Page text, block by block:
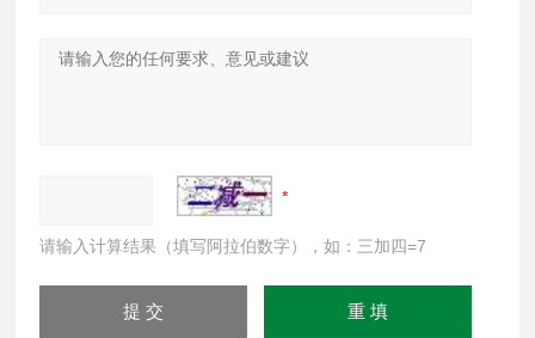
请输入计算结果（填写阿拉伯数字），如：三加四=7